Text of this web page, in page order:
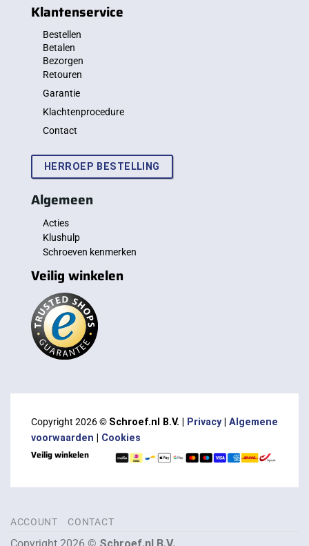
Klantenservice
Bestellen
Betalen
Bezorgen
Retouren
Garantie
Klachtenprocedure
Contact
HERROEP BESTELLING
Algemeen
Acties
Klushulp
Schroeven kenmerken
Veilig winkelen
Copyright 2026 © Schroef.nl B.V. | Privacy| Algemene
voorwaarden
Cookies
Veilig winkelen
ACCOUNT CONTACT
Copyright 2026 © Schroef.nl B.V.